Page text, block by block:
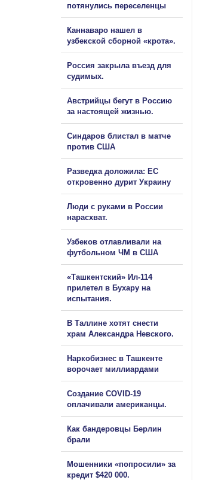
потянулись переселенцы
Каннаваро нашел в
узбекской сборной «крота».
Россия закрыла въезд для
судимых.
Австрийцы бегут в Россию
за настоящей жизнью.
Синдаров блистал в матче
против США
Разведка доложила: ЕС
откровенно дурит Украину
Люди с руками в России
нарасхват.
Узбеков отлавливали на
футбольном ЧМ в США
«Ташкентский» Ил-114
прилетел в Бухару на
испытания.
В Таллине хотят снести
храм Александра Невского.
Наркобизнес в Ташкенте
ворочает миллиардами
Создание COVID-19
оплачивали американцы.
Как бандеровцы Берлин
брали
Мошенники «попросили» за
кредит $420 000.